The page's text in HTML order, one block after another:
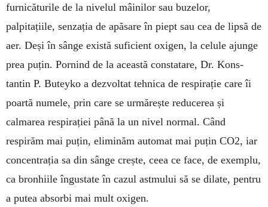
furnicăturile de la nivelul mâinilor sau buzelor,
palpitațiile, sen­zația de apăsare în piept sau cea de lipsă de
aer. Deși în sânge există suficient oxigen, la celule ajunge
prea puțin. Pornind de la această constatare, Dr. Kons­
tantin P. Buteyko a dezvoltat teh­nica de respi­rație care îi
poartă numele, prin care se urmă­rește redu­ce­rea și
calmarea respira­ției până la un nivel nor­mal. Când
respirăm mai puțin, eli­minăm automat mai puțin CO2, iar
con­centrația sa din sânge crește, ceea ce face, de exemplu,
ca bronhiile îngustate în cazul astmului să se dilate, pentru
a putea absorbi mai mult oxi­gen.